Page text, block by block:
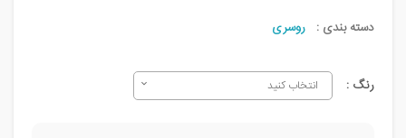
دسته بندی : روسری
رنگ : انتخاب کنید